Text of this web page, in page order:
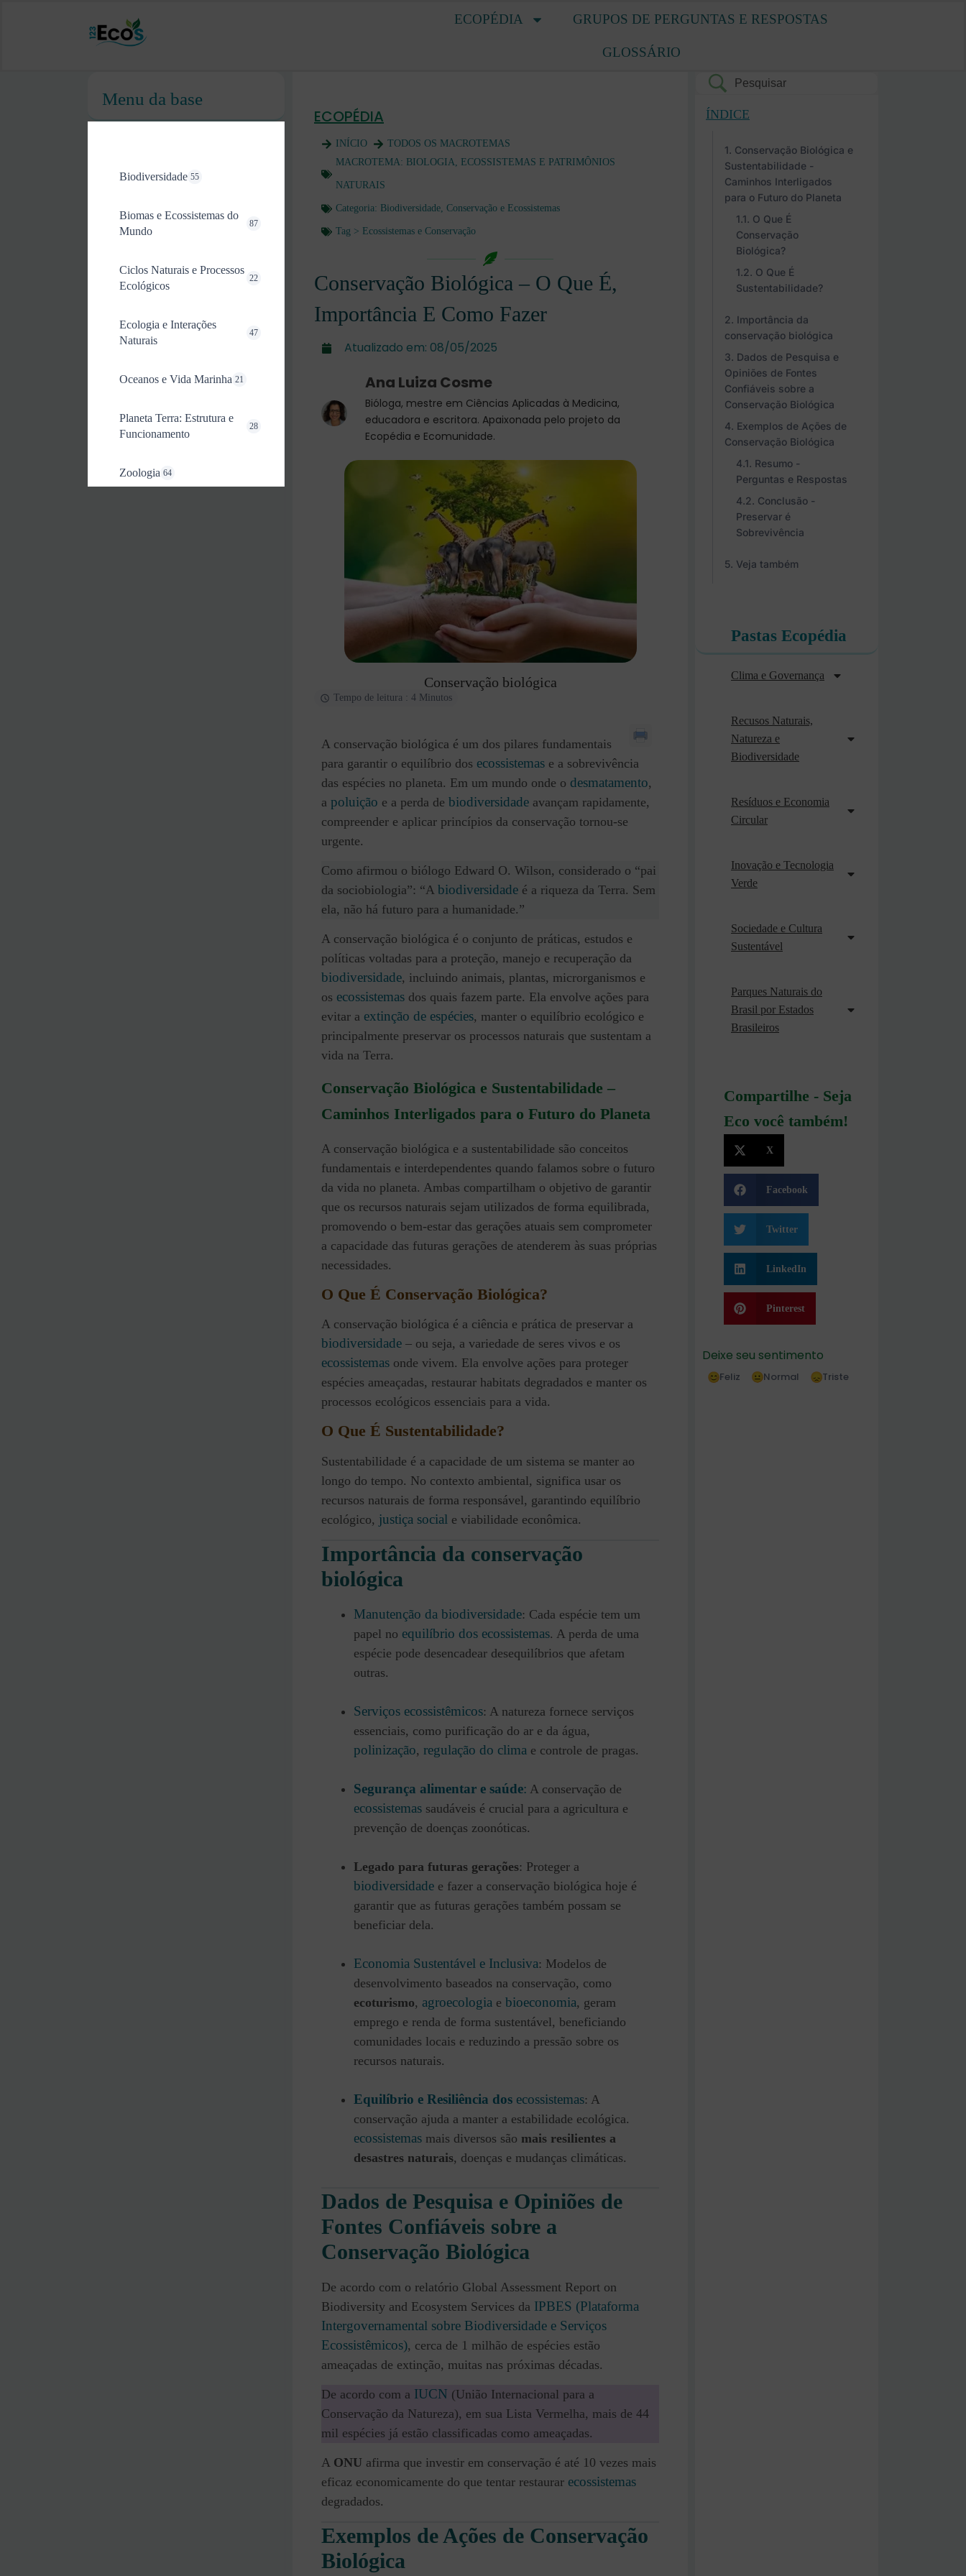
ECOPÉDIA GRUPOS DE PERGUNTAS E RESPOSTAS
GLOSSÁRIO
Menu da base
Biodiversidade 55
Biomas e Ecossistemas do
Mundo
87
Ciclos Naturais e Processos
Ecológicos
22
Ecologia e Interações
Naturais
47
Oceanos e Vida Marinha 21
Planeta Terra: Estrutura e
Funcionamento
28
Zoologia 64
ECOPÉDIA
INÍCIO
TODOS OS MACROTEMAS
MACROTEMA: BIOLOGIA, ECOSSISTEMAS E PATRIMÔNIOS
NATURAIS
Categoria: Biodiversidade, Conservação e Ecossistemas
Tag > Ecossistemas e Conservação
Conservação Biológica – O Que É,
Importância E Como Fazer
Atualizado em: 08/05/2025
Ana Luiza Cosme
Bióloga, mestre em Ciências Aplicadas à Medicina,
educadora e escritora. Apaixonada pelo projeto da
Ecopédia e Ecomunidade.
Conservação biológica
Tempo de leitura : 4 Minutos
A conservação biológica é um dos pilares fundamentais
para garantir o equilíbrio dos ecossistemas e a sobrevivência
das espécies no planeta. Em um mundo onde o desmatamento,
a poluição e a perda de biodiversidade avançam rapidamente,
compreender e aplicar princípios da conservação tornou-se
urgente.
Como afirmou o biólogo Edward O. Wilson, considerado o “pai
da sociobiologia”: “A biodiversidade é a riqueza da Terra. Sem
ela, não há futuro para a humanidade.”
A conservação biológica é o conjunto de práticas, estudos e
políticas voltadas para a proteção, manejo e recuperação da
biodiversidade, incluindo animais, plantas, microrganismos e
os ecossistemas dos quais fazem parte. Ela envolve ações para
evitar a extinção de espécies, manter o equilíbrio ecológico e
principalmente preservar os processos naturais que sustentam a
vida na Terra.
Conservação Biológica e Sustentabilidade –
Caminhos Interligados para o Futuro do Planeta
A conservação biológica e a sustentabilidade são conceitos
fundamentais e interdependentes quando falamos sobre o futuro
da vida no planeta. Ambas compartilham o objetivo de garantir
que os recursos naturais sejam utilizados de forma equilibrada,
promovendo o bem-estar das gerações atuais sem comprometer
a capacidade das futuras gerações de atenderem às suas próprias
necessidades.
O Que É Conservação Biológica?
A conservação biológica é a ciência e prática de preservar a
biodiversidade – ou seja, a variedade de seres vivos e os
ecossistemas onde vivem. Ela envolve ações para proteger
espécies ameaçadas, restaurar habitats degradados e manter os
processos ecológicos essenciais para a vida.
O Que É Sustentabilidade?
Sustentabilidade é a capacidade de um sistema se manter ao
longo do tempo. No contexto ambiental, significa usar os
recursos naturais de forma responsável, garantindo equilíbrio
ecológico, justiça social e viabilidade econômica.
Importância da conservação
biológica
Manutenção da biodiversidade: Cada espécie tem um
papel no equilíbrio dos ecossistemas. A perda de uma
espécie pode desencadear desequilíbrios que afetam
outras.
Serviços ecossistêmicos: A natureza fornece serviços
essenciais, como purificação do ar e da água,
polinização, regulação do clima e controle de pragas.
Segurança alimentar e saúde: A conservação de
ecossistemas saudáveis é crucial para a agricultura e
prevenção de doenças zoonóticas.
Legado para futuras gerações: Proteger a
biodiversidade e fazer a conservação biológica hoje é
garantir que as futuras gerações também possam se
beneficiar dela.
Economia Sustentável e Inclusiva: Modelos de
desenvolvimento baseados na conservação, como
ecoturismo, agroecologia e bioeconomia, geram
emprego e renda de forma sustentável, beneficiando
comunidades locais e reduzindo a pressão sobre os
recursos naturais.
Equilíbrio e Resiliência dos ecossistemas: A
conservação ajuda a manter a estabilidade ecológica.
ecossistemas mais diversos são mais resilientes a
desastres naturais, doenças e mudanças climáticas.
Dados de Pesquisa e Opiniões de
Fontes Confiáveis sobre a
Conservação Biológica
De acordo com o relatório Global Assessment Report on
Biodiversity and Ecosystem Services da IPBES (Plataforma
Intergovernamental sobre Biodiversidade e Serviços
Ecossistêmicos), cerca de 1 milhão de espécies estão
ameaçadas de extinção, muitas nas próximas décadas.
De acordo com a IUCN (União Internacional para a
Conservação da Natureza), em sua Lista Vermelha, mais de 44
mil espécies já estão classificadas como ameaçadas.
A ONU afirma que investir em conservação é até 10 vezes mais
eficaz economicamente do que tentar restaurar ecossistemas
degradados.
Exemplos de Ações de Conservação
Biológica
ÍNDICE
Conservação Biológica e
Sustentabilidade -
Caminhos Interligados
para o Futuro do Planeta
O Que É
Conservação
Biológica?
O Que É
Sustentabilidade?
Importância da
conservação biológica
Dados de Pesquisa e
Opiniões de Fontes
Confiáveis sobre a
Conservação Biológica
Exemplos de Ações de
Conservação Biológica
Resumo -
Perguntas e Respostas
Conclusão -
Preservar é
Sobrevivência
Veja também
Pastas Ecopédia
Clima e Governança
Recusos Naturais,
Natureza e
Biodiversidade
Resíduos e Economia
Circular
Inovação e Tecnologia
Verde
Sociedade e Cultura
Sustentável
Parques Naturais do
Brasil por Estados
Brasileiros
Compartilhe - Seja
Eco você também!
X
Facebook
Twitter
LinkedIn
Pinterest
Deixe seu sentimento
Feliz Normal Triste